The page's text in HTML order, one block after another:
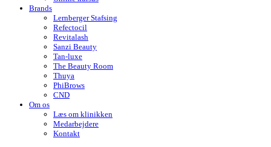
Brands
Lernberger Stafsing
Refectocil
Revitalash
Sanzi Beauty
Tan-luxe
The Beauty Room
Thuya
PhiBrows
CND
Om os
Læs om klinikken
Medarbejdere
Kontakt